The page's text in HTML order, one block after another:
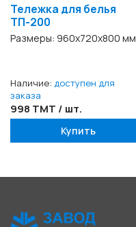
Тележка для белья
ТП-200
Размеры: 960x720x800 мм
Наличие: доступен для
заказа
998 TMT / шт.
Купить